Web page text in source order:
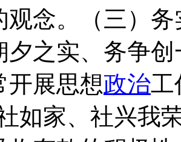
观念。（三）
夕之实、务争
开展思想政治工
如家、社兴我